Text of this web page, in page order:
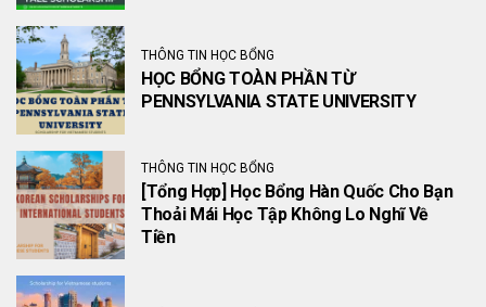
THÔNG TIN HỌC BỔNG
HỌC BỔNG TOÀN PHẦN TỪ
PENNSYLVANIA STATE UNIVERSITY
THÔNG TIN HỌC BỔNG
[Tổng Hợp] Học Bổng Hàn Quốc Cho Bạn
Thoải Mái Học Tập Không Lo Nghĩ Về
Tiền